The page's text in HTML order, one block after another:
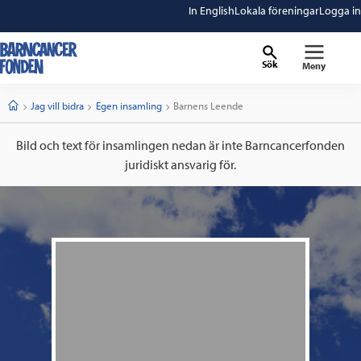
In EnglishLokala föreningarLogga in
Sök Meny
StartJag vill bidra Egen insamling Current:
Barnens Leende
Bild och text för insamlingen nedan är inte Barncancerfonden
juridiskt ansvarig för.